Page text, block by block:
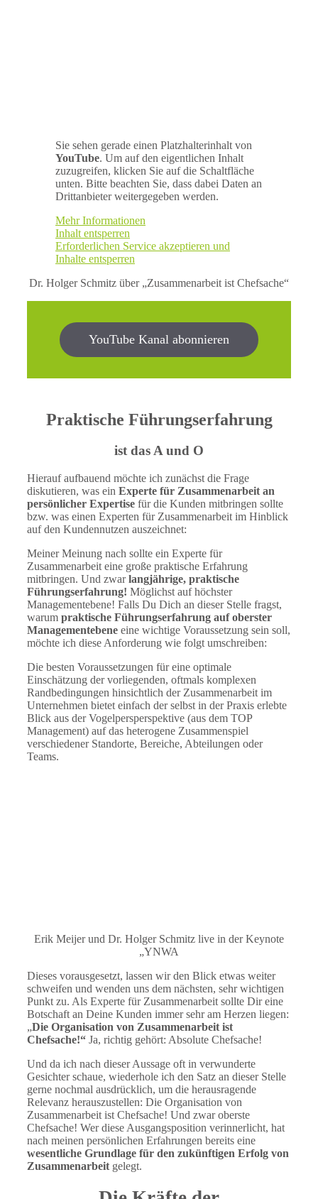
Sie sehen gerade einen Platzhalterinhalt von
YouTube. Um auf den eigentlichen Inhalt
zuzugreifen, klicken Sie auf die Schaltfläche
unten. Bitte beachten Sie, dass dabei Daten an
Drittanbieter weitergegeben werden.
Mehr Informationen
Inhalt entsperren
Erforderlichen Service akzeptieren und
Inhalte entsperren
Dr. Holger Schmitz über „Zusammenarbeit ist Chefsache“
YouTube Kanal abonnieren
Praktische Führungserfahrung
ist das A und O
Hierauf aufbauend möchte ich zunächst die Frage
diskutieren, was ein Experte für Zusammenarbeit an
persönlicher Expertise für die Kunden mitbringen sollte
bzw. was einen Experten für Zusammenarbeit im Hinblick
auf den Kundennutzen auszeichnet:
Meiner Meinung nach sollte ein Experte für
Zusammenarbeit eine große praktische Erfahrung
mitbringen. Und zwarlangjährige, praktische
Führungserfahrung! Möglichst auf höchster
Managementebene! Falls Du Dich an dieser Stelle fragst,
warum praktische Führungserfahrung auf oberster
Managementebene eine wichtige Voraussetzung sein soll,
möchte ich diese Anforderung wie folgt umschreiben:
Die besten Voraussetzungen für eine optimale
Einschätzung der vorliegenden, oftmals komplexen
Randbedingungen hinsichtlich der Zusammenarbeit im
Unternehmen bietet einfach der selbst in der Praxis erlebte
Blick aus der Vogelpersperspektive (aus dem TOP
Management) auf das heterogene Zusammenspiel
verschiedener Standorte, Bereiche, Abteilungen oder
Teams.
Erik Meijer und Dr. Holger Schmitz live in der Keynote
„YNWA
Dieses vorausgesetzt, lassen wir den Blick etwas weiter
schweifen und wenden uns dem nächsten, sehr wichtigen
Punkt zu. Als Experte für Zusammenarbeit sollte Dir eine
Botschaft an Deine Kunden immer sehr am Herzen liegen:
„Die Organisation von Zusammenarbeit ist
Chefsache!“ Ja, richtig gehört: Absolute Chefsache!
Und da ich nach dieser Aussage oft in verwunderte
Gesichter schaue, wiederhole ich den Satz an dieser Stelle
gerne nochmal ausdrücklich, um die herausragende
Relevanz herauszustellen: Die Organisation von
Zusammenarbeit ist Chefsache! Und zwar oberste
Chefsache! Wer diese Ausgangsposition verinnerlicht, hat
nach meinen persönlichen Erfahrungen bereits eine
wesentliche Grundlage für den zukünftigen Erfolg von
Zusammenarbeit gelegt.